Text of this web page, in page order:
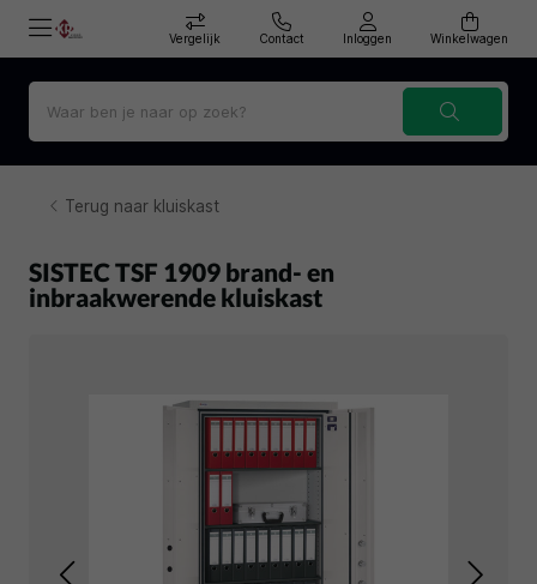
Vergelijk Contact Inloggen Winkelwagen
Terug naar kluiskast
SISTEC TSF 1909 brand- en
inbraakwerende kluiskast